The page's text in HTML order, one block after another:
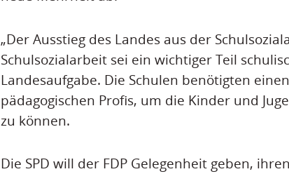
„Der Ausstieg des Landes aus der
Schulsozialarbeit sei ein wichtiger Teil
Landesaufgabe. Die Schulen benötigten
pädagogischen Profis, um die Kinder und
zu können.
Die SPD will der FDP Gelegenheit geben,